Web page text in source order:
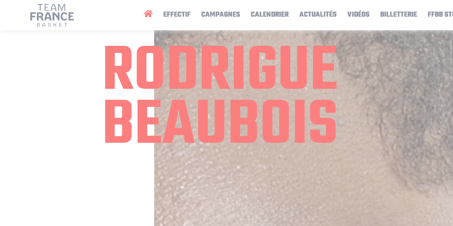
EFFECTIF CAMPAGNES CALENDRIER ACTUALITÉS VIDÉOS BILLETTERIE FFBB
RODRIGUE
BEAUBOIS
Panneau de gestion des cookies